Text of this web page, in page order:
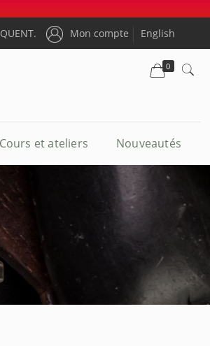
Mon compte English
Cours et ateliers Nouveautés
0